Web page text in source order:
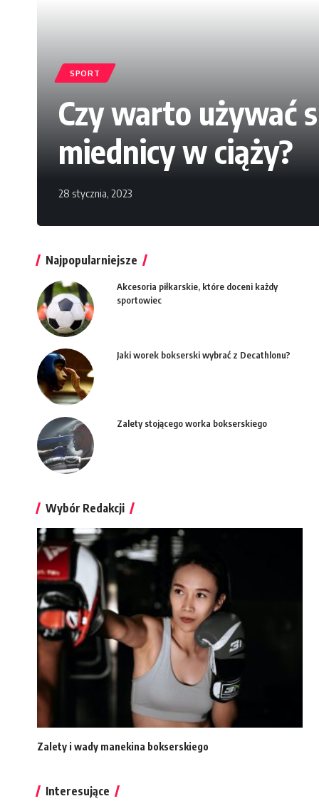
SPORT
Czy warto używać
miednicy w ciąży?
28 stycznia, 2023
Najpopularniejsze
Akcesoria piłkarskie, które doceni każdy
sportowiec
Jaki worek bokserski wybrać z Decathlonu?
Zalety stojącego worka bokserskiego
Wybór Redakcji
Zalety i wady manekina bokserskiego
Interesujące